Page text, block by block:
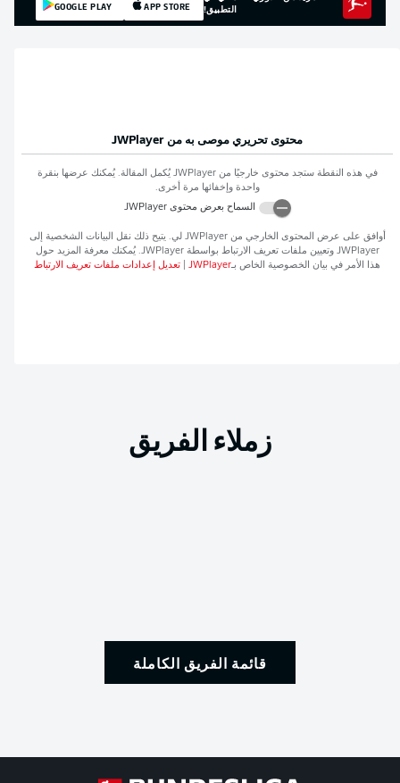
التطبيق!
APP STORE
GOOGLE PLAY
محتوى تحريري موصى به من JWPlayer
في هذه النقطة ستجد محتوى خارجيًا منJWPlayer يُكمل المقالة. يُمكنك عرضها بنقرة
واحدة وإخفائها مرة أخرى.
السماح بعرض محتوىJWPlayer
أوافق على عرض المحتوى الخارجي منJWPlayer لي. يتيح ذلك نقل البيانات الشخصية إلى
JWPlayer وتعيين ملفات تعريف الارتباط بواسطةJWPlayer. يُمكنك معرفة المزيد حول
هذا الأمر في بيان الخصوصية الخاص بـJWPlayer تعديل إعدادات ملفات تعريف الارتباط
زملاء الفريق
قائمة الفريق الكاملة